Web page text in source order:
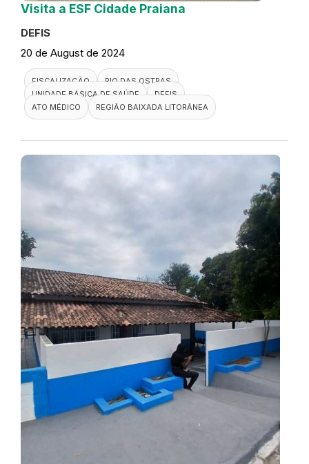
Visita a ESF Cidade Praiana
DEFIS
20 de August de 2024
FISCALIZAÇÃO
RIO DAS OSTRAS
UNIDADE BÁSICA DE SAÚDE
DEFIS
ATO MÉDICO
REGIÃO BAIXADA LITORÂNEA